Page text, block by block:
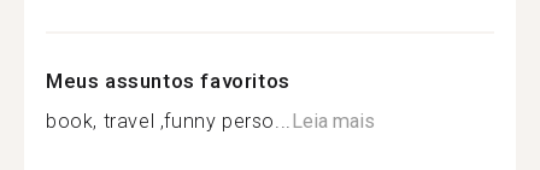
Meus assuntos favoritos
book, travel ,funny perso...Leia mais